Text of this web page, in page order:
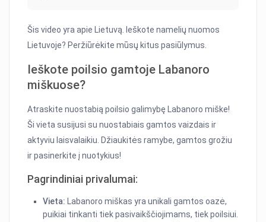
Šis video yra apie Lietuvą. Ieškote namelių nuomos
Lietuvoje? Peržiūrėkite mūsų kitus pasiūlymus.
Ieškote poilsio gamtoje Labanoro
miškuose?
Atraskite nuostabią poilsio galimybę Labanoro miške!
Ši vieta susijusi su nuostabiais gamtos vaizdais ir
aktyviu laisvalaikiu. Džiaukitės ramybe, gamtos grožiu
ir pasinerkite į nuotykius!
Pagrindiniai privalumai:
Vieta: Labanoro miškas yra unikali gamtos oazė,
puikiai tinkanti tiek pasivaikščiojimams, tiek poilsiui.